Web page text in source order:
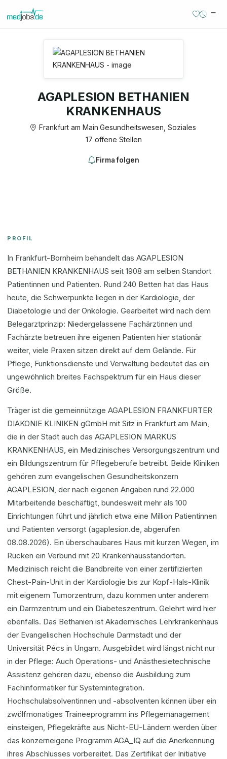
AGAPLESION BETHANIEN
KRANKENHAUS
Frankfurt am Main·Gesundheitswesen, Soziales·
17 offene Stellen
Firma folgen
PROFIL
In Frankfurt-Bornheim behandelt das AGAPLESION
BETHANIEN KRANKENHAUS seit 1908 am selben Standort
Patientinnen und Patienten. Rund 240 Betten hat das Haus
heute, die Schwerpunkte liegen in der Kardiologie, der
Diabetologie und der Onkologie. Gearbeitet wird nach dem
Belegarztprinzip: Niedergelassene Fachärztinnen und
Fachärzte betreuen ihre eigenen Patienten hier stationär
weiter, viele Praxen sitzen direkt auf dem Gelände. Für
Pflege, Funktionsdienste und Verwaltung bedeutet das ein
ungewöhnlich breites Fachspektrum für ein Haus dieser
Größe.
Träger ist die gemeinnützige AGAPLESION FRANKFURTER
DIAKONIE KLINIKEN gGmbH mit Sitz in Frankfurt am Main,
die in der Stadt auch das AGAPLESION MARKUS
KRANKENHAUS, ein Medizinisches Versorgungszentrum und
ein Bildungszentrum für Pflegeberufe betreibt. Beide Kliniken
gehören zum evangelischen Gesundheitskonzern
AGAPLESION, der nach eigenen Angaben rund 22.000
Mitarbeitende beschäftigt, bundesweit mehr als 100
Einrichtungen führt und jährlich etwa eine Million Patientinnen
und Patienten versorgt (agaplesion.de, abgerufen
08.08.2026). Ein überschaubares Haus mit kurzen Wegen, im
Rücken ein Verbund mit 20 Krankenhausstandorten.
Medizinisch reicht die Bandbreite von einer zertifizierten
Chest-Pain-Unit in der Kardiologie bis zur Kopf-Hals-Klinik
mit eigenem Tumorzentrum, dazu kommen unter anderem
ein Darmzentrum und ein Diabeteszentrum. Gelehrt wird hier
ebenfalls. Das Bethanien ist Akademisches Lehrkrankenhaus
der Evangelischen Hochschule Darmstadt und der
Universität Pécs in Ungarn. Ausgebildet wird längst nicht nur
in der Pflege: Auch Operations- und Anästhesietechnische
Assistenz gehören dazu, ebenso die Ausbildung zum
Fachinformatiker für Systemintegration.
Hochschulabsolventinnen und -absolventen können über ein
zwölfmonatiges Traineeprogramm ins Pflegemanagement
einsteigen, Pflegekräfte aus Nicht-EU-Ländern werden über
das konzerneigene Programm AGA_IQ auf die Anerkennung
ihres Abschlusses vorbereitet. Das Zertifikat der Initiative